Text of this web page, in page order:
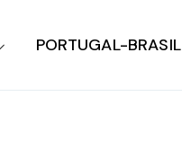
PORTUGAL-BRASIL